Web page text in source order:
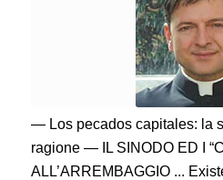
— Los pecados capitales: la
ragione — IL SINODO ED I
ALL’ARREMBAGGIO...